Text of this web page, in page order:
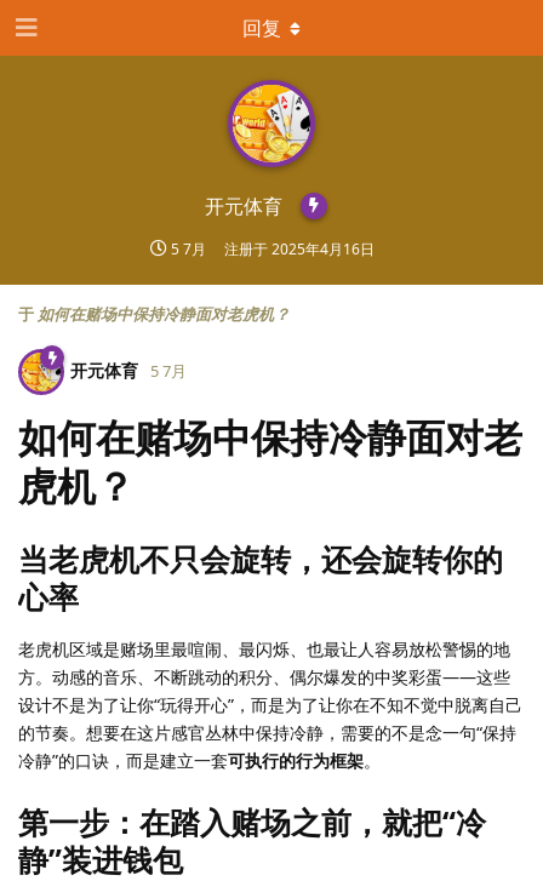
开元体育
5 7月 注册于2025年4月16日
回复
于 如何在赌场中保持冷静面对老虎机？
开元体育 5 7月
如何在赌场中保持冷静面对老
虎机？
当老虎机不只会旋转，还会旋转你的
心率
老虎机区域是赌场里最喧闹、最闪烁、也最让人容易放松警惕的地
方。动感的音乐、不断跳动的积分、偶尔爆发的中奖彩蛋——这些
设计不是为了让你“玩得开心”，而是为了让你在不知不觉中脱离自己
的节奏。想要在这片感官丛林中保持冷静，需要的不是念一句“保持
冷静”的口诀，而是建立一套可执行的行为框架。
第一步：在踏入赌场之前，就把“冷
静”装进钱包